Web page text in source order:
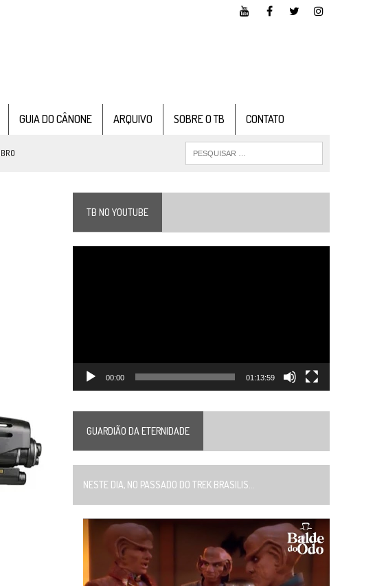
GUIA DO CÂNONE ARQUIVO SOBRE O TB CONTATO
TB NO YOUTUBE
00:00 01:13:59
GUARDIÃO DA ETERNIDADE
NESTE DIA, NO PASSADO DO TREK BRASILIS...